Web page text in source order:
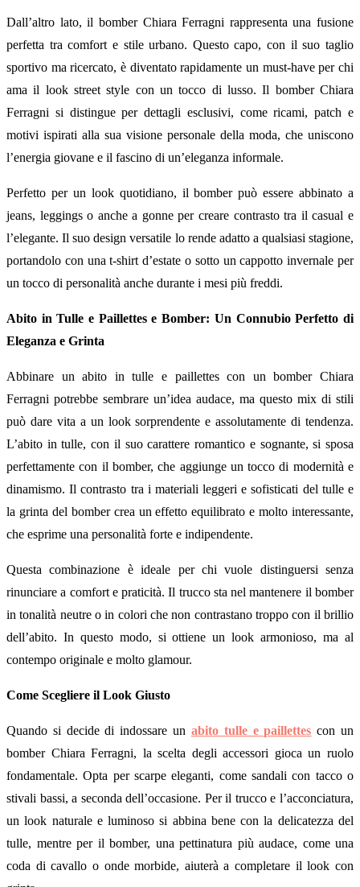
Dall’altro lato, il bomber Chiara Ferragni rappresenta una fusione
perfetta tra comfort e stile urbano. Questo capo, con il suo taglio
sportivo ma ricercato, è diventato rapidamente un must-have per chi
ama il look street style con un tocco di lusso. Il bomber Chiara
Ferragni si distingue per dettagli esclusivi, come ricami, patch e
motivi ispirati alla sua visione personale della moda, che uniscono
l’energia giovane e il fascino di un’eleganza informale.
Perfetto per un look quotidiano, il bomber può essere abbinato a
jeans, leggings o anche a gonne per creare contrasto tra il casual e
l’elegante. Il suo design versatile lo rende adatto a qualsiasi stagione,
portandolo con una t-shirt d’estate o sotto un cappotto invernale per
un tocco di personalità anche durante i mesi più freddi.
Abito in Tulle e Paillettes e Bomber: Un Connubio Perfetto di
Eleganza e Grinta
Abbinare un abito in tulle e paillettes con un bomber Chiara
Ferragni potrebbe sembrare un’idea audace, ma questo mix di stili
può dare vita a un look sorprendente e assolutamente di tendenza.
L’abito in tulle, con il suo carattere romantico e sognante, si sposa
perfettamente con il bomber, che aggiunge un tocco di modernità e
dinamismo. Il contrasto tra i materiali leggeri e sofisticati del tulle e
la grinta del bomber crea un effetto equilibrato e molto interessante,
che esprime una personalità forte e indipendente.
Questa combinazione è ideale per chi vuole distinguersi senza
rinunciare a comfort e praticità. Il trucco sta nel mantenere il bomber
in tonalità neutre o in colori che non contrastano troppo con il brillio
dell’abito. In questo modo, si ottiene un look armonioso, ma al
contempo originale e molto glamour.
Come Scegliere il Look Giusto
Quando si decide di indossare un abito tulle e paillettes con un
bomber Chiara Ferragni, la scelta degli accessori gioca un ruolo
fondamentale. Opta per scarpe eleganti, come sandali con tacco o
stivali bassi, a seconda dell’occasione. Per il trucco e l’acconciatura,
un look naturale e luminoso si abbina bene con la delicatezza del
tulle, mentre per il bomber, una pettinatura più audace, come una
coda di cavallo o onde morbide, aiuterà a completare il look con